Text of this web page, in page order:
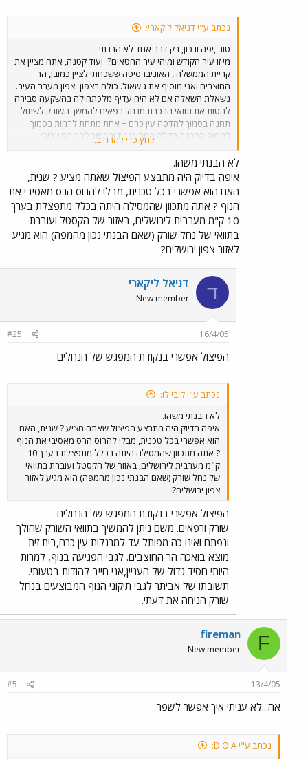
עד מסיבי מאוד של רכבת ישראל בכל המדיות ובעיקר במודעות
בעיתונים ירושלמים, חלוקת פלאיירים בירושלים ועוד ועוד רעיונות
כיד הדמיון הפורה של הקופי רייטרים (רעיונאים) של משרד
הפרסום. עידוד המדינה לאנשים שיש להם נניח חופשי חודשי בקו
י-ם - ת"א ולתת להם הקלת מס. ככה יעודדו יוממים לותר על
רכבם ו"להכריח" אותם לסוע ברכבת. נניח סכום ההחזר יהיה
25% מסכום המנוי. לתת לכל עסק שעוזב את ת"א ועובר
לירושלים ומצהיר שיעודד את עובדיו לסוע בקו מת"א לירושלים
הקלת מס, ולו סמלית יחסית. הוספת עוד קוים של אגד ממלחה
לכל חלקי העיר ירושלים. עם גמר הכפלת הקטע לוד-נען, שצפוי
תוך כשנה עד שנה וחצי, להגדיל את תדירות הרכבת לירושלים
בשעה לכל כוון בין עיר הקודש לעיר החטאים ?
נכתב ע"י דניאל ליקארי:
טוב ,יפה ונכון, רק דבר אחד לא הבנתי
מי זו עיר הקודש ומיהי עיר החטאים? ועוד קטנה, אתה מציין את
קריית הממשלה , האוניברסיטה ששכחתי לציין כמובן, הר
החוצבים ואני מוסיף את ג.שאול. כולם בצפון- צפון מערב העיר.
נשאלת השאלה אם לא היה עדיף מלכתחילה בהשקעה סבירה
להטות את תוואי הרכבת מנחל רפאים להמשך השורק לשתול
תחנה בסמוך להדסה עין כרם + אחת מתחת לרמות בסמוך
למסוף הרכבת הקלה המתוכננת ובסמוך להר החוצבים?
לטעמי מיקום מוצלח בהרבה ממלחה.ככה חוסכים זמן, הוצאות
אבטחה ומגיעים לים המלח ולמטה הארצי
לחץ כדי להרחיב...
לא הבנתי משהו.
איפה בדיוק היה מתבצע הפיצול שאתה מציע ? שנית,
האם הוא אפשרי בכל טכנית, מבלי להרוס הרס מאסיבי את
הנוף ? אתה מתכוון שהמסילה היתה בכלל מתפצלת בערך
10 ק"מ מערבית לירושלים, באזור של הקסטל ועוברת
בתוואי של נחל שורק (שאם הבנתי נכון מהמפה) הוא מגיע
לאזור צפון ירושלים?
ד דניאל ליקארי
New member
16/4/05
#25
הפיצול אפשרי בנקודת המפגש של הנחלים
נכתב ע"י קובי לו:
לא הבנתי משהו.
איפה בדיוק היה מתבצע הפיצול שאתה מציע ? שנית, האם
הוא אפשרי בכל טכנית, מבלי להרוס הרס מאסיבי את הנוף
? אתה מתכוון שהמסילה היתה בכלל מתפצלת בערך 10
ק"מ מערבית לירושלים, באזור של הקסטל ועוברת בתוואי
של נחל שורק (שאם הבנתי נכון מהמפה) הוא מגיע לאזור
צפון ירושלים?
הפיצול אפשרי בנקודת המפגש של הנחלים
שורק ורפאים. משם ניתן להמשיך בתוואי השורק שהולך
ונפתח ואינו כה מפותל עד למרגלות עין כרם,בית זית
מוצא בואכה הר החוצבים. לגבי הפגיעה בנוף, למרות
היותי חסיד גדול של העניין,אני חייב להודות בטעותי.
תשובתו של אביתר לגבי תיקוני הנוף המבוצעים בנחל
שורק הניחה את דעתי.
F
fireman
New member
13/4/05
#5
אה...לא עניתי איך אפשר לשפר
נכתב ע"י D O A: